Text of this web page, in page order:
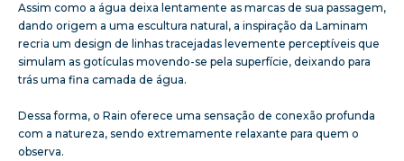
Assim como a água deixa lentamente as marcas de sua passagem,
dando origem a uma escultura natural, a inspiração da Laminam
recria um design de linhas tracejadas levemente perceptíveis que
simulam as gotículas movendo-se pela superfície, deixando para
trás uma fina camada de água.
Dessa forma, o Rain oferece uma sensação de conexão profunda
com a natureza, sendo extremamente relaxante para quem o
observa.